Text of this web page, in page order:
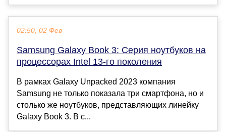
02:50, 02 Фев
Samsung Galaxy Book 3: Серия ноутбуков на
процессорах Intel 13-го поколения
В рамках Galaxy Unpacked 2023 компания
Samsung не только показала три смартфона, но и
столько же ноутбуков, представляющих линейку
Galaxy Book 3. В с...